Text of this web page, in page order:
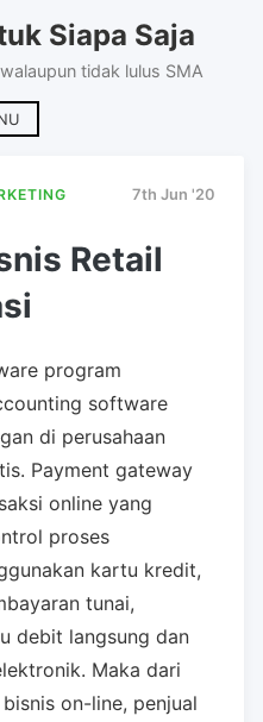
Siapa Saja
tidak lulus SMA
7th Jun '20
Retail
program
software
di perusahaan
Payment gateway
online yang
proses
kartu kredit,
tunai,
debit langsung dan
Maka dari
on-line, penjual